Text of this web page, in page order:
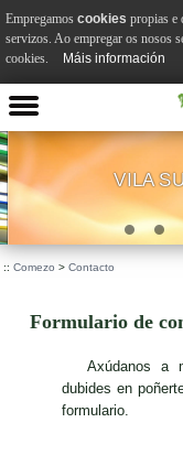
VILA
:: Comezo > Contacto
Formulario de
Axúdanos a
dubides en
formulario.
Empregamos cookies propias e
servizos. Ao empregar os nosos
cookies.
Máis información